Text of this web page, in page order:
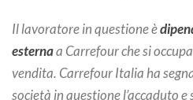
Il lavoratore in questione è
esternaa Carrefour che si
vendita. Carrefour Italia ha
società in questione l’accaduto